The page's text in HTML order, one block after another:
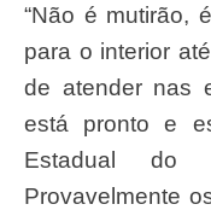
“Não é mutirão, é uma ação que vamos levar
para o interior
de atender nas
está pronto e
Estadual do
Provavelmente